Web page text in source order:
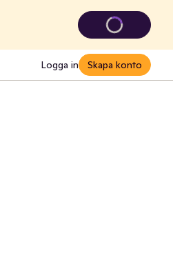
Logga in Skapa konto